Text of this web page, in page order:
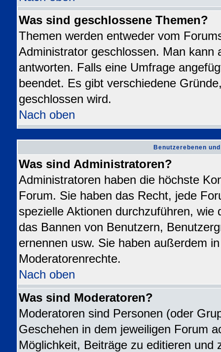
Was sind geschlossene Themen?
Themen werden entweder vom
Administrator geschlossen. Man kann
antworten. Falls eine Umfrage
beendet. Es gibt verschiedene
geschlossen wird.
Nach oben
Benutzerebenen
Was sind Administratoren?
Administratoren haben die höchste
Forum. Sie haben das Recht, jede
spezielle Aktionen durchzuführen, wie
das Bannen von Benutzern,
ernennen usw. Sie haben außerdem
Moderatorenrechte.
Nach oben
Was sind Moderatoren?
Moderatoren sind Personen (oder
Geschehen in dem jeweiligen Forum
Möglichkeit, Beiträge zu editieren und